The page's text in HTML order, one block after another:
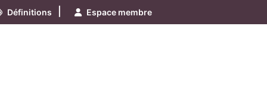
Définitions Espace membre